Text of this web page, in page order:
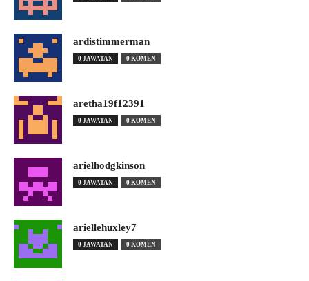
ardistimmerman
0 JAWATAN 0 KOMEN
aretha19f12391
0 JAWATAN 0 KOMEN
arielhodgkinson
0 JAWATAN 0 KOMEN
ariellehuxley7
0 JAWATAN 0 KOMEN